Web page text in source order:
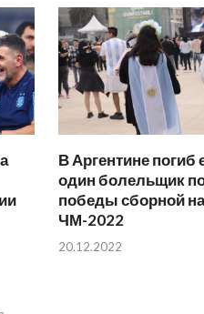
В Аргентине погиб
один болельщик
победы сборной на
ЧМ-2022
20.12.2022